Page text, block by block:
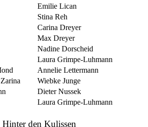
Emilie Lican
Stina Reh
Carina Dreyer
Max Dreyer
Nadine Dorscheid
Laura Grimpe-Luhmann
Annelie Lettermann
Wiebke Junge
Dieter Nussek
Laura Grimpe-Luhmann
Hinter den Kulissen